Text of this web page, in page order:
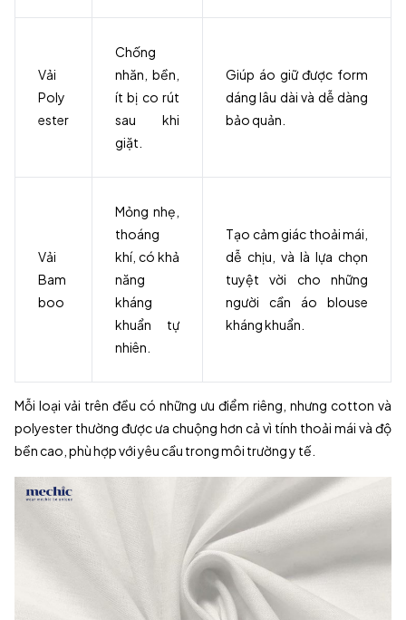
Vải
Poly
ester
Chống
nhăn, bền,
ít bị co rút
sau khi
giặt.
Giúp áo giữ được form
dáng lâu dài và dễ dàng
bảo quản.
Vải
Bam
boo
Mỏng nhẹ,
thoáng
khí, có khả
năng
kháng
khuẩn tự
nhiên.
Tạo cảm giác thoải mái,
dễ chịu, và là lựa chọn
tuyệt vời cho những
người cần áo blouse
kháng khuẩn.
Mỗi loại vải trên đều có những ưu điểm riêng, nhưng cotton và
polyester thường được ưa chuộng hơn cả vì tính thoải mái và độ
bền cao, phù hợp với yêu cầu trong môi trường y tế.